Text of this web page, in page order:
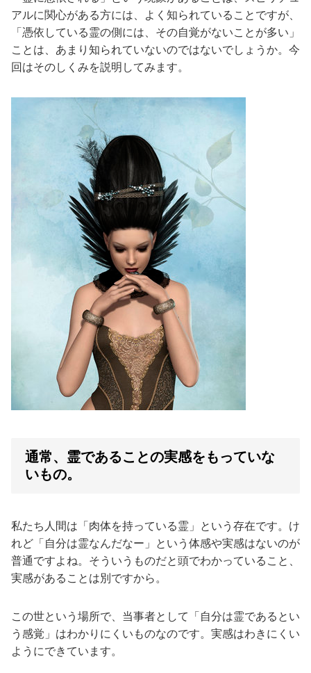
アルに関心がある方には、よく知られていることですが、
「憑依している霊の側には、その自覚がないことが多い」
ことは、あまり知られていないのではないでしょうか。今
回はそのしくみを説明してみます。
通常、霊であることの実感をもっていな
いもの。
私たち人間は「肉体を持っている霊」という存在です。け
れど「自分は霊なんだなー」という体感や実感はないのが
普通ですよね。そういうものだと頭でわかっていること、
実感があることは別ですから。
この世という場所で、当事者として「自分は霊であるとい
う感覚」はわかりにくいものなのです。実感はわきにくい
ようにできています。